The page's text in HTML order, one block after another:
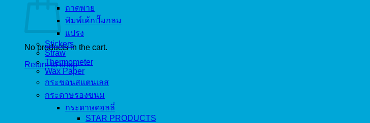
No products in the cart.
Return to shop
ถาดพาย
พิมพ์เค้กปั๊มกลม
แปรง
Stickers
Straw
Thermometer
Wax Paper
กระชอนสแตนเลส
กระดาษรองขนม
กระดาษดอลลี่
STAR PRODUCTS